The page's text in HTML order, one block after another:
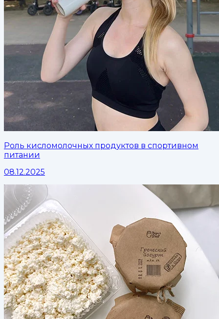
Роль кисломолочных продуктов в спортивном
питании
08.12.2025